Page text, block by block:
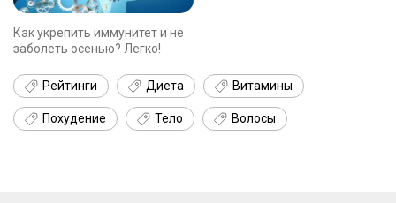
Рейтинги Диета Витамины
Похудение Тело Волосы
Как укрепить иммунитет и не
заболеть осенью? Легко!